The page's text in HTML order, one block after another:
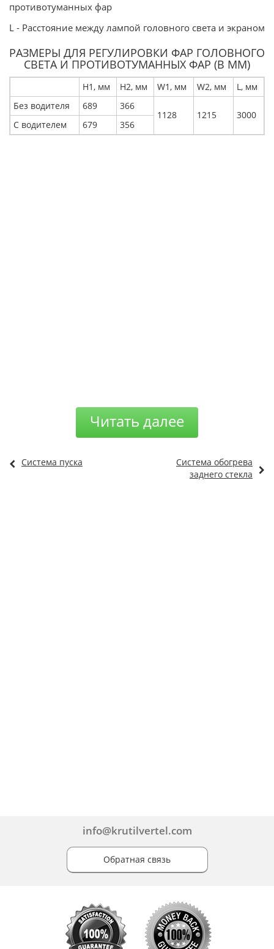
противотуманных фар
L - Расстояние между лампой головного света и экраном
РАЗМЕРЫ ДЛЯ РЕГУЛИРОВКИ ФАР ГОЛОВНОГО
СВЕТА И ПРОТИВОТУМАННЫХ ФАР (В ММ)
Н1, мм Н2, мм W1, мм W2, мм
L, мм
Без водителя
689 366
1128 1215
3000
С водителем
679 356
Читать далее
Система пуска
Система обогрева
заднего стекла
info@krutilvertel.com
Обратная связь